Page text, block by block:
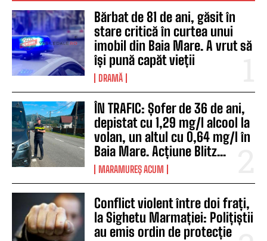
Bărbat de 81 de ani, găsit în
stare critică în curtea unui
imobil din Baia Mare. A vrut să
își pună capăt vieții
DRAMĂ
ÎN TRAFIC: Șofer de 36 de ani,
depistat cu 1,29 mg/l alcool la
volan, un altul cu 0,64 mg/l în
Baia Mare. Acțiune Blitz...
MARAMUREȘ ACUM
Conflict violent între doi frați,
la Sighetu Marmației: Polițiștii
au emis ordin de protecție